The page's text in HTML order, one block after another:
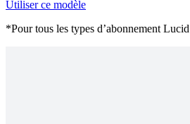
Utiliser ce modèle
*Pour tous les types d’abonnement Lucid